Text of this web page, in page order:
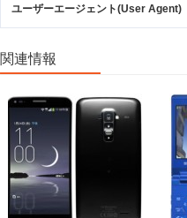
ユーザーエージェント(User Agent)
関連情報